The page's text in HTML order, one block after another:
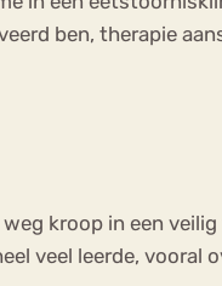
ben, therapie
kroop in een
veel leerde, vooral